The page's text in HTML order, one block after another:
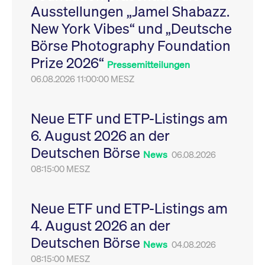
Ausstellungen „Jamel Shabazz.
New York Vibes“ und „Deutsche
Börse Photography Foundation
Prize 2026“ Pressemitteilungen
06.08.2026 11:00:00 MESZ
Neue ETF und ETP-Listings am
6. August 2026 an der
Deutschen Börse News 06.08.2026
08:15:00 MESZ
Neue ETF und ETP-Listings am
4. August 2026 an der
Deutschen Börse News 04.08.2026
08:15:00 MESZ
Leistung der Website
zu messen. Es handelt
sich um ein Muster-
Cookie, bei dem auf
das Präfix _pk_ses
eine kurze Reihe von
VISITOR_PRIVACY_METADATA
YouTube
.youtube.com
6
Monate
Dieses Cookie dient
Speicherung der
Einwilligungs- und
des Nutzers für ihre
Interaktion mit der
Sitzungen geehrt